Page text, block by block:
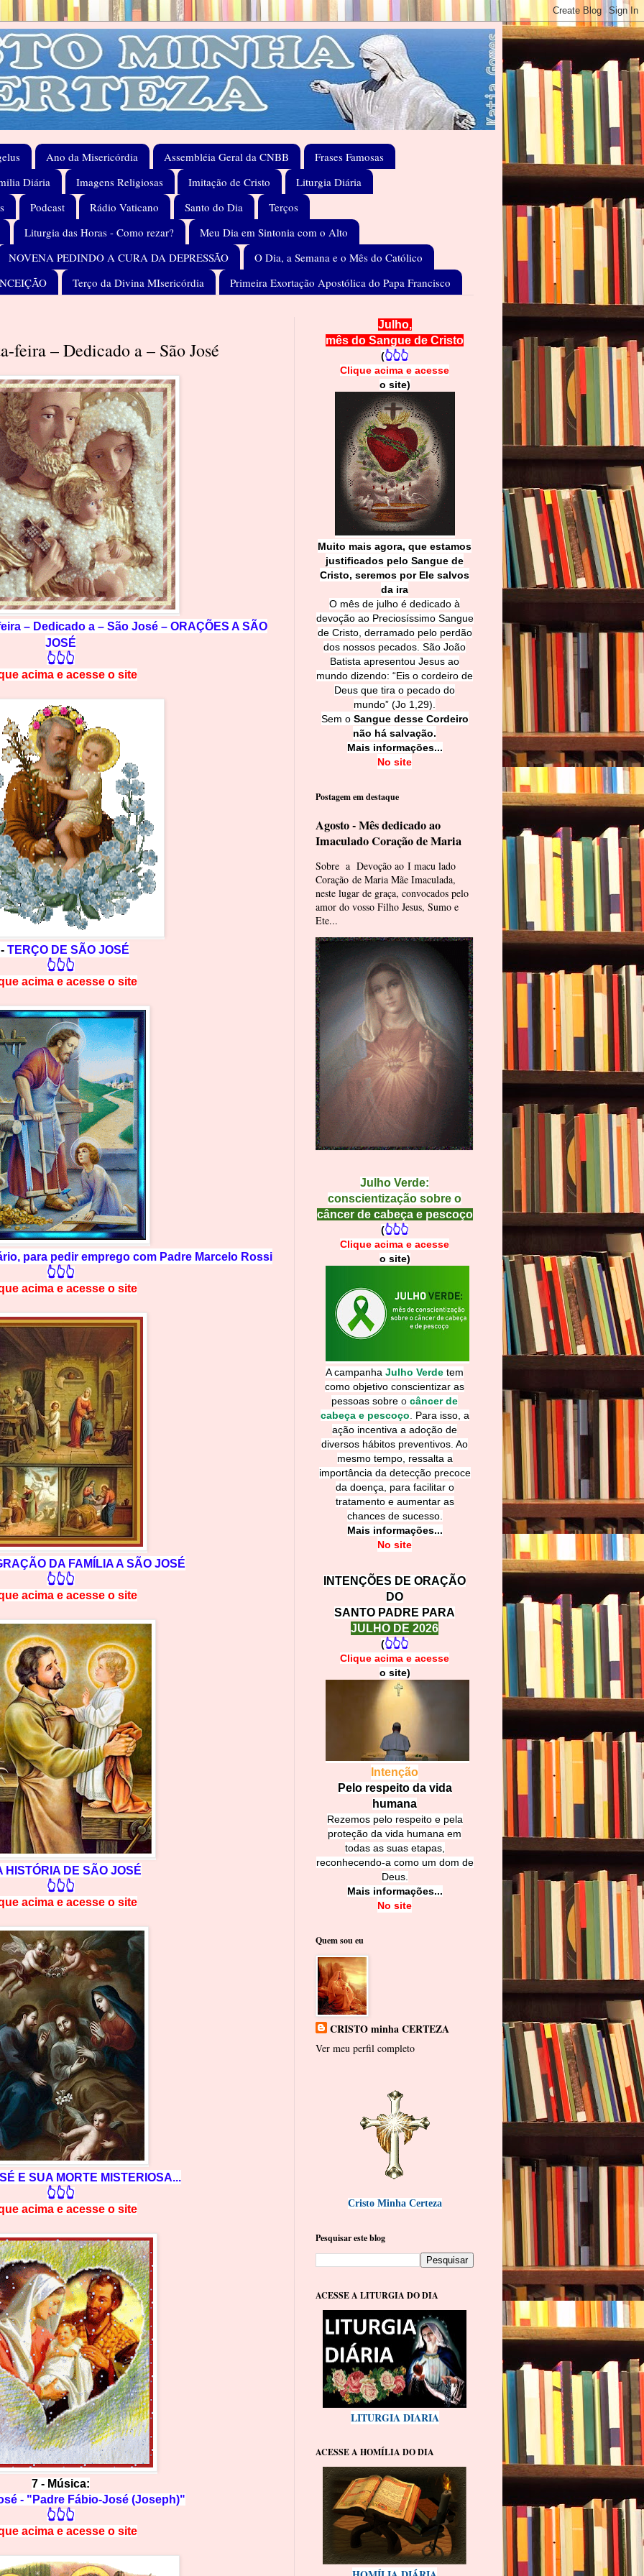
Ano da Misericórdia Assembléia Geral da CNBB
Frases Famosas
Diária
Imagens Religiosas Imitação de Cristo
Liturgia Diária
Podcast Rádio Vaticano Santo do Dia
Terços
Liturgia das Horas - Como rezar?
Meu Dia em Sintonia com o Alto
NOVENA PEDINDO A CURA DA DEPRESSÃO
O Dia, a Semana e o Mês do Católico
Terço da Divina MIsericórdia Primeira Exortação Apostólica do Papa Francisco
feira – Dedicado a – São José
– Dedicado a – São José – ORAÇÕES A SÃO
JOSÉ
👆👆👆
acima e acesse o site
TERÇO DE SÃO JOSÉ
👆👆👆
acima e acesse o site
para pedir emprego com Padre Marcelo Rossi
👆👆👆
acima e acesse o site
DA FAMÍLIA A SÃO JOSÉ
👆👆👆
acima e acesse o site
HISTÓRIA DE SÃO JOSÉ
👆👆👆
acima e acesse o site
E SUA MORTE MISTERIOSA...
👆👆👆
acima e acesse o site
7 - Música:
- "Padre Fábio-José (Joseph)"
👆👆👆
acima e acesse o site
Julho,
mês do Sangue de Cristo
(👆👆👆
Clique acima e acesse
o site)
Muito mais agora, que estamos
justificados pelo Sangue de
Cristo, seremos por Ele salvos
da ira
O mês de julho é dedicado à
devoção ao Preciosíssimo Sangue
de Cristo, derramado pelo perdão
dos nossos pecados. São João
Batista apresentou Jesus ao
mundo dizendo: “Eis o cordeiro de
Deus que tira o pecado do
mundo” (Jo 1,29).
Sem o Sangue desse Cordeiro
não há salvação.
Mais informações...
No site
Postagem em destaque
Agosto - Mês dedicado ao
Imaculado Coração de Maria
Sobre a Devoção ao I macu lado
Coração de Maria Mãe Imaculada,
neste lugar de graça, convocados pelo
amor do vosso Filho Jesus, Sumo e
Ete...
Julho Verde:
conscientização sobre o
câncer de cabeça e pescoço
(👆👆👆
Clique acima e acesse
o site)
A campanha Julho Verde tem
como objetivo conscientizar as
pessoas sobre o câncer de
cabeça e pescoço
Para isso, a
ação incentiva a adoção de
diversos hábitos preventivos. Ao
mesmo tempo, ressalta a
importância da detecção precoce
da doença, para facilitar o
tratamento e aumentar as
chances de sucesso.
Mais informações...
No site
INTENÇÕES DE ORAÇÃO
DO
SANTO PADRE PARA
JULHO DE 2026
(👆👆👆
Clique acima e acesse
o site)
Intenção
Pelo respeito da vida
humana
Rezemos pelo respeito e pela
proteção da vida humana em
todas as suas etapas,
reconhecendo-a como um dom de
Deus.
Mais informações...
No site
Quem sou eu
CRISTO minha CERTEZA
Ver meu perfil completo
Cristo Minha Certeza
Pesquisar este blog
ACESSE A LITURGIA DO DIA
LITURGIA DIARIA
ACESSE A HOMÍLIA DO DIA